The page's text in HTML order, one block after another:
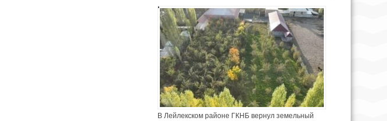
В Лейлекском районе ГКНБ вернул земельный